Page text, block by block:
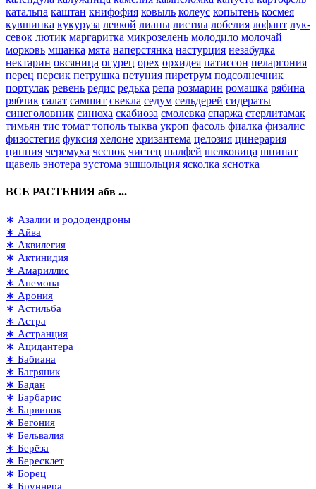
катальпа каштан книфофия ковыль колеус копытень космея
кувшинка кукуруза левкой лианы листвы лобелия лофант лук-
севок лютик маргаритка микрозелень молодило молочай
морковь мшанка мята наперстянка настурция незабудка
нектарин овсяница огурец орех орхидея патиссон пеларгония
перец персик петрушка петуния пиретрум подсолнечник
портулак ревень редис редька репа розмарин ромашка рябина
рябчик салат самшит свекла седум сельдерей сидераты
синеголовник синюха скабиоза смолевка спаржа стерлитамак
тимьян тис томат тополь тыква укроп фасоль фиалка физалис
физостегия фуксия хелоне хризантема целозия цинерария
цинния черемуха чеснок чистец шалфей шелковица шпинат
щавель энотера эустома эшшольция ясколка яснотка
ВСЕ РАСТЕНИЯ абв ...
∗ Азалии и рододендроны
∗ Айва
∗ Аквилегия
∗ Актинидия
∗ Амариллис
∗ Анемона
∗ Арония
∗ Астильба
∗ Астра
∗ Астранция
∗ Ацидантера
∗ Бабиана
∗ Багряник
∗ Бадан
∗ Барбарис
∗ Барвинок
∗ Бегония
∗ Бельвалия
∗ Берёза
∗ Бересклет
∗ Борец
∗ Бруннера